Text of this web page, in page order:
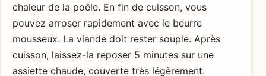
chaleur de la poêle. En fin de cuisson, vous
pouvez arroser rapidement avec le beurre
mousseux. La viande doit rester souple. Après
cuisson, laissez-la reposer 5 minutes sur une
assiette chaude, couverte très légèrement.